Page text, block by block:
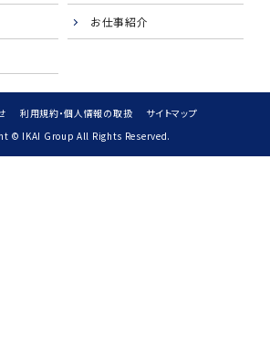
お仕事紹介
利用規約・個人情報の取扱
サイトマップ
© IKAI Group All Rights Reserved.